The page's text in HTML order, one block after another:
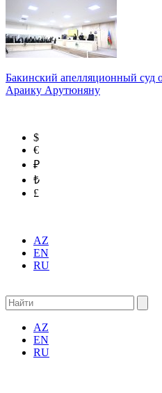
Бакинский апелляционный суд
Араику Арутюняну
$
€
₽
₺
£
AZ
EN
RU
AZ
EN
RU